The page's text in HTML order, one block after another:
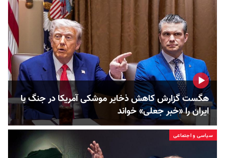
هگست گزارش کاهش ذخایر موشکی آمریکا در جنگ با
ایران را «خبر جعلی» خواند
سیاسی و اجتماعی